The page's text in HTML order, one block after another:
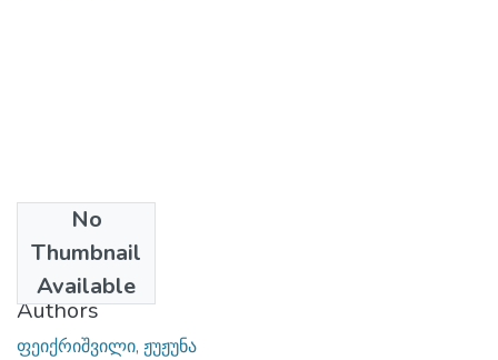
No
Thumbnail
Available
2024-06-25
Authors
ფეიქრიშვილი, ჟუჟუნა